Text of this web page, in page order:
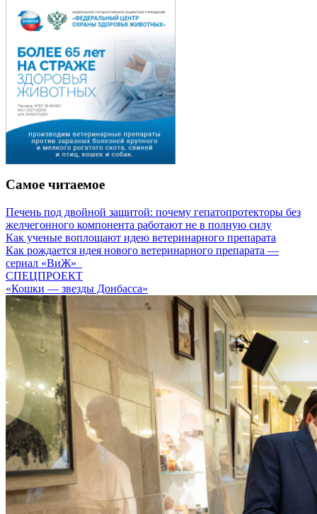
Самое читаемое
Печень под двойной защитой: почему гепатопротекторы без
желчегонного компонента работают не в полную силу
Как ученые воплощают идею ветеринарного препарата
Как рождается идея нового ветеринарного препарата —
сериал «ВиЖ»
СПЕЦПРОЕКТ
«Кошки — звезды Донбасса»